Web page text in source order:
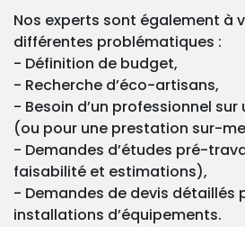
Nos experts sont également à
différentes problématiques :
- Définition de budget,
- Recherche d’éco-artisans,
- Besoin d’un professionnel
(ou pour une prestation sur-
- Demandes d’études pré-
faisabilité et estimations),
- Demandes de devis détaillés
installations d’équipements.